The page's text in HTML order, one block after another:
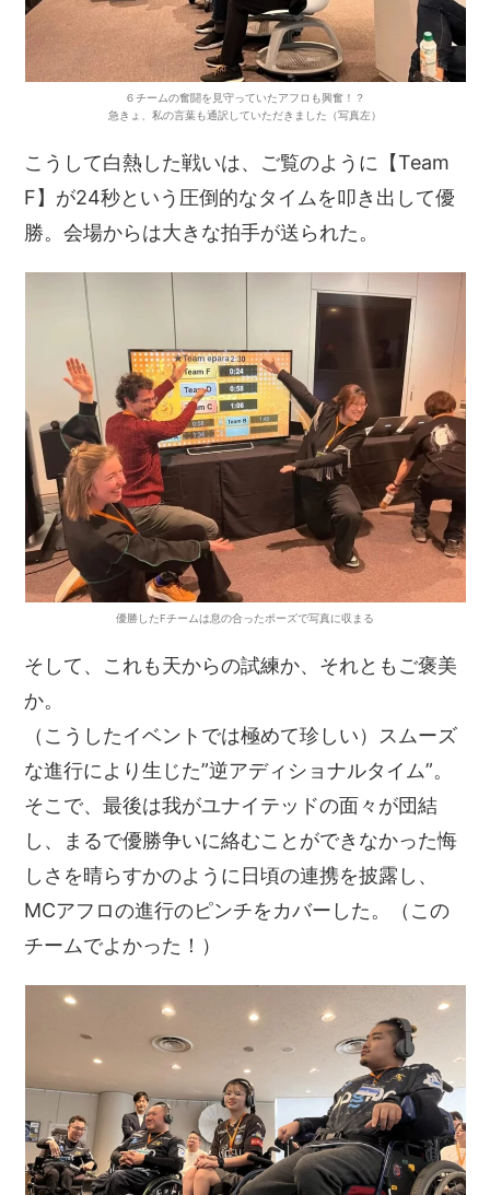
６チームの奮闘を 見守っていたアフロも興奮！？
急きょ、私の言葉も通訳していただきました（写真左）
こうして白熱した戦いは、ご覧のように【Team
F】が24秒という圧倒的なタイムを叩き出して優
勝。会場からは大きな拍手が送られた。
優勝したFチームは息の合ったポーズで写真に収まる
そして、これも天からの試練か、それともご褒美
か。
（こうしたイベントでは極めて珍しい）スムーズ
な進行により生じた”逆アディショナルタイム”。
そこで、最後は我がユナイテッドの面々が団結
し、まるで優勝争いに絡むことができなかった悔
しさを晴らすかのように日頃の連携を披露し、
MCアフロの進行のピンチをカバーした。（この
チームでよかった！）